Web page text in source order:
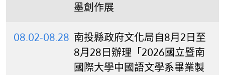
墨創作展
08.02-08.28 南投縣政府文化局自8月2日至
8月28日辦理「2026國立暨南
國際大學中國語文學系畢業製